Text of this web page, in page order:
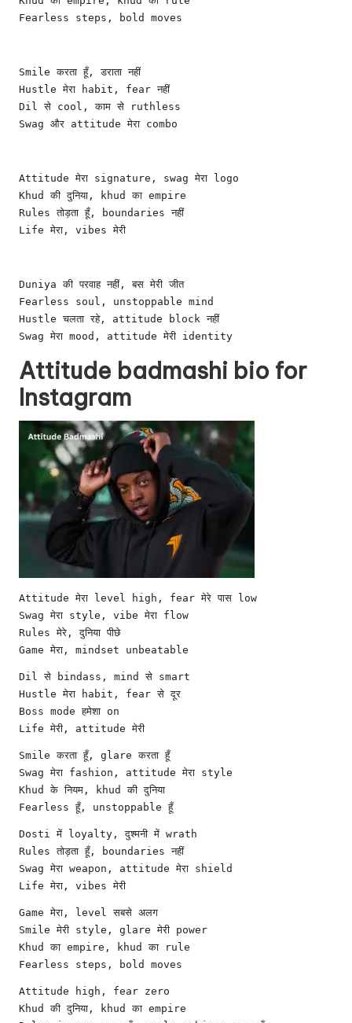
Fearless steps, bold moves
Smile करता हूँ, डराता नहीं
Hustle मेरा habit, fear नहीं
Dil से cool, काम से ruthless
Swag और attitude मेरा combo
Attitude मेरा signature, swag मेरा logo
Khud की दुनिया, khud का empire
Rules तोड़ता हूँ, boundaries नहीं
Life मेरा, vibes मेरी
Duniya की परवाह नहीं, बस मेरी जीत
Fearless soul, unstoppable mind
Hustle चलता रहे, attitude block नहीं
Swag मेरा mood, attitude मेरी identity
Attitude badmashi bio for
Instagram
Attitude मेरा level high, fear मेरे पास low
Swag मेरा style, vibe मेरा flow
Rules मेरे, दुनिया पीछे
Game मेरा, mindset unbeatable
Dil से bindass, mind से smart
Hustle मेरा habit, fear से दूर
Boss mode हमेशा on
Life मेरी, attitude मेरी
Smile करता हूँ, glare करता हूँ
Swag मेरा fashion, attitude मेरा style
Khud के नियम, khud की दुनिया
Fearless हूँ, unstoppable हूँ
Dosti में loyalty, दुश्मनी में wrath
Rules तोड़ता हूँ, boundaries नहीं
Swag मेरा weapon, attitude मेरा shield
Life मेरा, vibes मेरी
Game मेरा, level सबसे अलग
Smile मेरी style, glare मेरी power
Khud का empire, khud का rule
Fearless steps, bold moves
Attitude high, fear zero
Khud की दुनिया, khud का empire